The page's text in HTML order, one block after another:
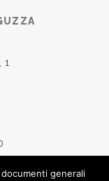
1
generali